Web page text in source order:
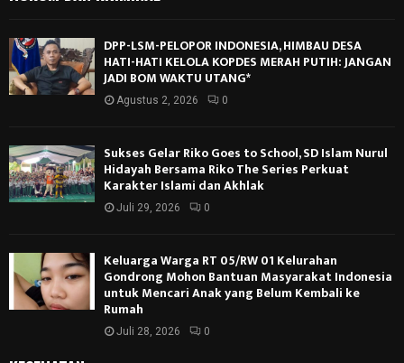
DPP-LSM-PELOPOR INDONESIA, HIMBAU DESA
HATI-HATI KELOLA KOPDES MERAH PUTIH: JANGAN
JADI BOM WAKTU UTANG*
Agustus 2, 2026 0
Sukses Gelar Riko Goes to School, SD Islam Nurul
Hidayah Bersama Riko The Series Perkuat
Karakter Islami dan Akhlak
Juli 29, 2026 0
Keluarga Warga RT 05/RW 01 Kelurahan
Gondrong Mohon Bantuan Masyarakat Indonesia
untuk Mencari Anak yang Belum Kembali ke
Rumah
Juli 28, 2026 0